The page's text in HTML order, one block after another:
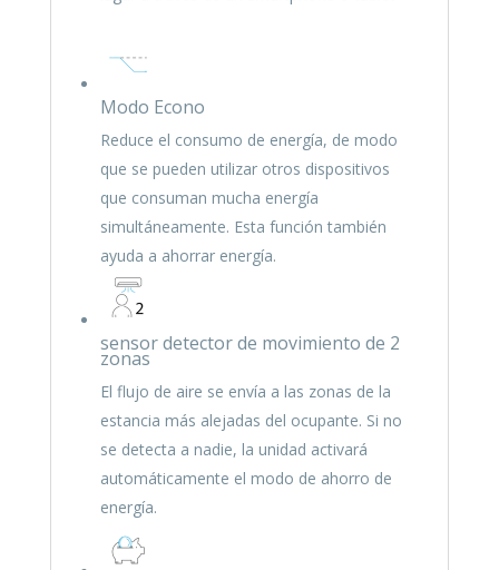
Modo Econo
Reduce el consumo de energía, de modo
que se pueden utilizar otros dispositivos
que consuman mucha energía
simultáneamente. Esta función también
ayuda a ahorrar energía.
sensor detector de movimiento de 2
zonas
El flujo de aire se envía a las zonas de la
estancia más alejadas del ocupante. Si no
se detecta a nadie, la unidad activará
automáticamente el modo de ahorro de
energía.